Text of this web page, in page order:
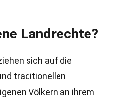
Landrechte?
sich auf die
traditionellen
Völkern an ihrem